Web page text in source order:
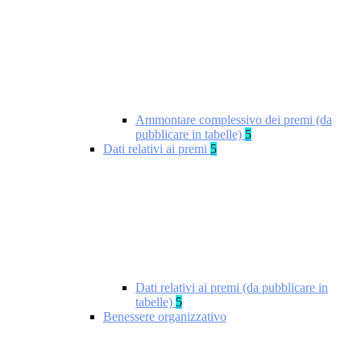
Ammontare complessivo dei premi (da
pubblicare in tabelle) 5
Dati relativi ai premi 5
Dati relativi ai premi (da pubblicare in
tabelle) 5
Benessere organizzativo